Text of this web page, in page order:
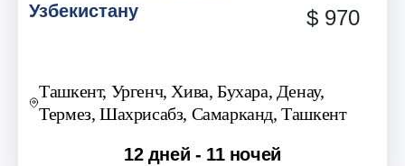
Узбекистану
$ 970
Ташкент, Ургенч, Хива, Бухара, Денау,
Термез, Шахрисабз, Самарканд, Ташкент
12 дней - 11 ночей